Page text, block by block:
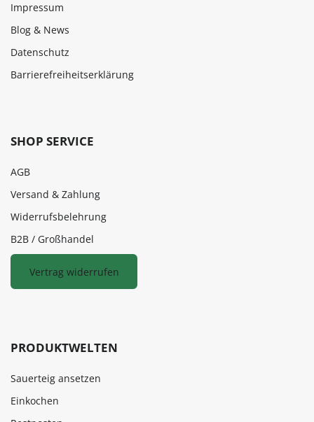
Impressum
Blog & News
Datenschutz
Barrierefreiheitserklärung
SHOP SERVICE
AGB
Versand & Zahlung
Widerrufsbelehrung
B2B / Großhandel
Vertrag widerrufen
PRODUKTWELTEN
Sauerteig ansetzen
Einkochen